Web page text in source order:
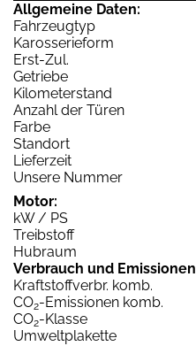
Allgemeine Daten:
Fahrzeugtyp
Karosserieform
Erst-Zul.
Getriebe
Kilometerstand
Anzahl der Türen
Farbe
Standort
Lieferzeit
Unsere Nummer
Motor:
kW / PS
Treibstoff
Hubraum
Verbrauch und
Kraftstoffverbr. komb.
CO2-Emissionen komb.
CO2-Klasse
Umweltplakette